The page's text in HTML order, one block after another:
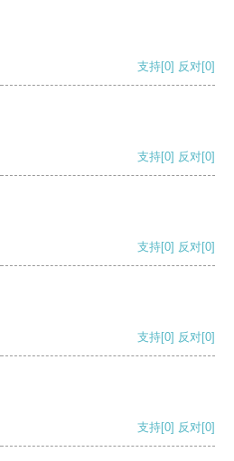
支持[0] 反对[0]
支持[0] 反对[0]
支持[0] 反对[0]
支持[0] 反对[0]
支持[0] 反对[0]